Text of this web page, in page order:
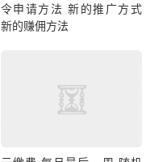
令申请方法 新的推广方式
新的赚佣方法